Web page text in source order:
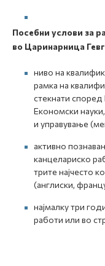
Посебни услови за
во Царинарница
ниво на
рамка на
стекнати
Економски
и управување
активно
канцелариско
трите најчесто
(англиски,
најмалку три
работи или во